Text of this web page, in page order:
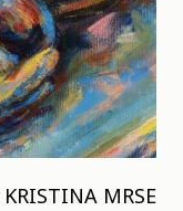
MRSE